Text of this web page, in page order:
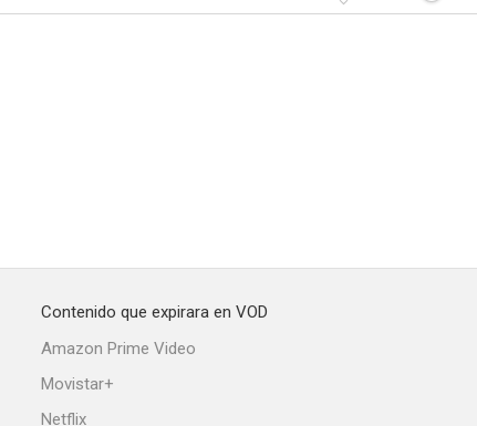
Contenido que expirara en VOD
Amazon Prime Video
Movistar+
Netflix